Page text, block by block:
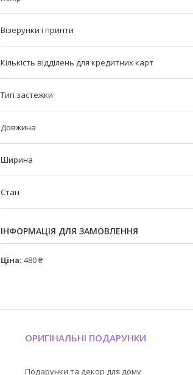
Візерунки і принти
Кількість відділень для кредитних карт
Тип застежки
Довжина
Ширина
Стан
ІНФОРМАЦІЯ ДЛЯ ЗАМОВЛЕННЯ
Ціна: 480 ₴
ОРИГІНАЛЬНІ ПОДАРУНКИ
Подарунки та декор для дому